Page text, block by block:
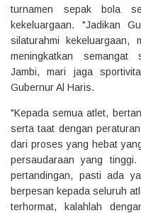
turnamen sepak bola
kekeluargaan. "Jadikan
silaturahmi kekeluargaan,
meningkatkan semangat
Jambi, mari jaga
Gubernur Al Haris.
"Kepada semua atlet,
serta taat dengan
dari proses yang hebat
persaudaraan yang
pertandingan, pasti ada
berpesan kepada seluruh
terhormat, kalahlah